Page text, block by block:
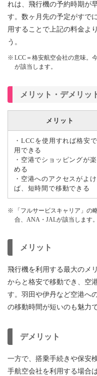
れは、飛行機の予約時期が
す。数ヶ月先の予定がすで
用することで上記の料金よ
う。
LCC＝格安航空会社の意味。
が該当します。
メリット・デメリッ
メリット
・LCCを使用すれば格安で
用できる
・空港でショッピングが
める
・空港へのアクセスがよ
ば、短時間で移動できる
「フルサービスキャリア」
合、ANA・JALが該当します。
メリット
飛行機を利用する最大のメ
からと格安で移動でき、空
す。羽田や伊丹など空港へ
の移動時間が短いのも魅力
デメリット
一方で、搭乗手続きや保安
手航空会社を利用する場合